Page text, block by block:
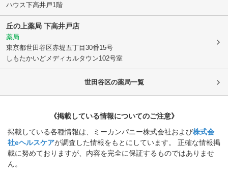
ハウス下高井戸1階
丘の上薬局 下高井戸店
薬局
東京都世田谷区赤堤五丁目30番15号
しもたかいどメディカルタウン102号室
世田谷区の薬局一覧
《掲載している情報についてのご注意》
掲載している各種情報は、ミーカンパニー株式会社および株式会
社eヘルスケアが調査した情報をもとにしています。 正確な情報掲
載に努めておりますが、内容を完全に保証するものではありませ
ん。